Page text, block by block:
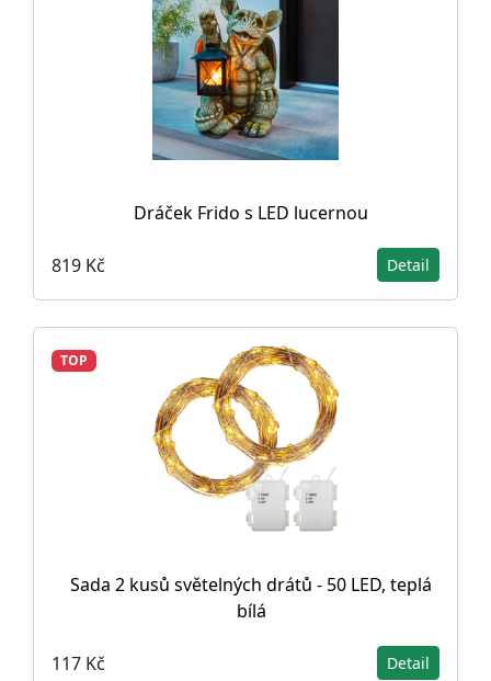
Dráček Frido s LED lucernou
819 Kč Detail
TOP
Sada 2 kusů světelných drátů - 50 LED, teplá
bílá
117 Kč Detail